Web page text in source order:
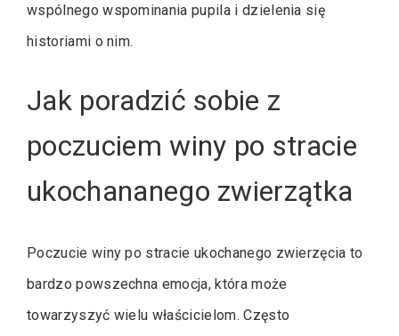
wspólnego wspominania pupila i dzielenia się
historiami o nim.
Jak poradzić sobie z
poczuciem winy po stracie
ukochananego zwierzątka
Poczucie winy po stracie ukochanego zwierzęcia to
bardzo powszechna emocja, która może
towarzyszyć wielu właścicielom. Często